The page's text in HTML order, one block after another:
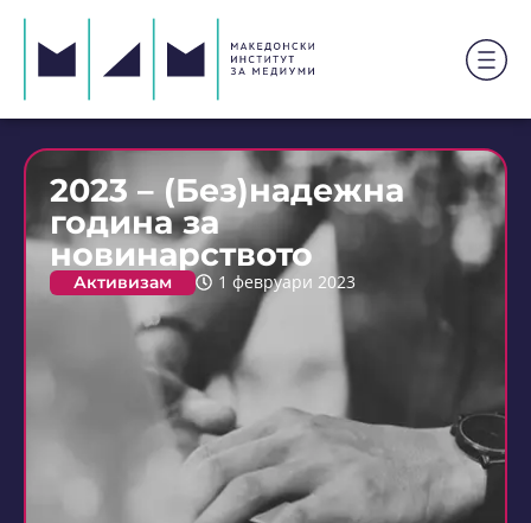
2023 – (Без)надежна
година за
новинарството
Активизам 1 февруари 2023